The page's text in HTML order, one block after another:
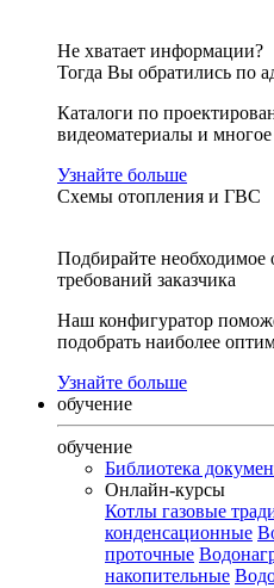
Не хватает информации?
Тогда Вы обратились по
Каталоги по
видеоматериалы и многое
Узнайте больше
Схемы отопления и ГВС
Подбирайте необходимое
требований заказчика
Наш конфигуратор
подобрать наиболее
Узнайте больше
обучение
обучение
Библиотека
Онлайн-курсы
Котлы газовые
конденсационные
проточные
накопительные